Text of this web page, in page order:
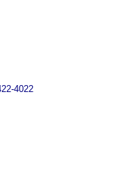
4022